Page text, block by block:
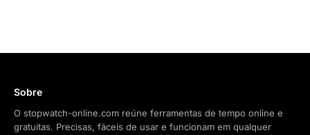
Sobre
O stopwatch-online.com reúne ferramentas de tempo online e
gratuitas. Precisas, fáceis de usar e funcionam em qualquer